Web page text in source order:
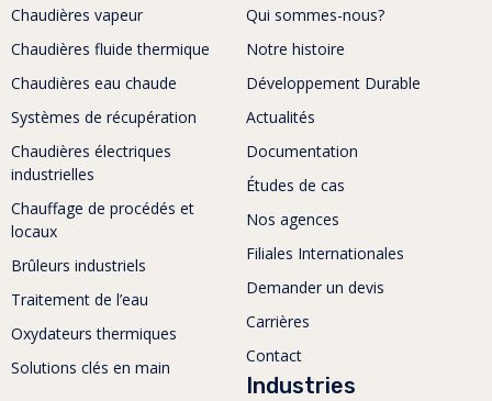
Chaudières vapeur
Chaudières fluide thermique
Chaudières eau chaude
Systèmes de récupération
Chaudières électriques
industrielles
Chauffage de procédés et
locaux
Brûleurs industriels
Traitement de l’eau
Oxydateurs thermiques
Solutions clés en main
Qui sommes-nous?
Notre histoire
Développement Durable
Actualités
Documentation
Études de cas
Nos agences
Filiales Internationales
Demander un devis
Carrières
Contact
Industries